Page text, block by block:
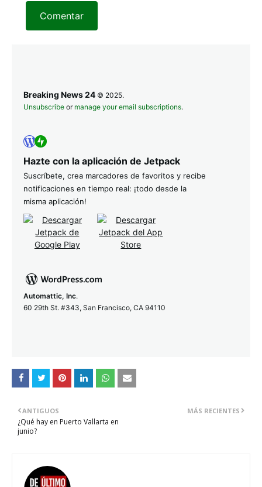
Comentar
Breaking News 24 © 2025.
Unsubscribe or manage your email subscriptions.
Hazte con la aplicación de Jetpack
Suscríbete, crea marcadores de favoritos y recibe
notificaciones en tiempo real: ¡todo desde la
misma aplicación!
Automattic, Inc.
60 29th St. #343, San Francisco, CA 94110
MÁS RECIENTES
ANTIGUOS
¿Qué hay en Puerto Vallarta en
junio?